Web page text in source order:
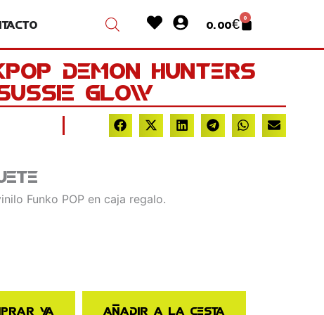
HeartUser-
circle
0.00€ 0
Cart
Demon Hunters
Glow
Funko POP en caja regalo.
ya Añadir a la cesta